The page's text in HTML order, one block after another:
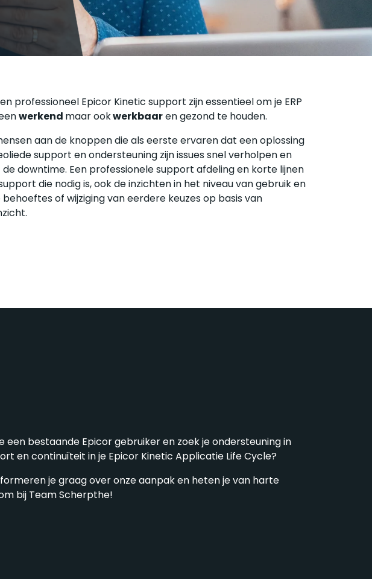
Purchase-2-Pay
SCSN
professioneel Epicor Kinetic support zijn essentieel om je ERP
werkend maar ookwerkbaaren gezond te houden.
aan de knoppen die als eerste ervaren dat een oplossing
support en ondersteuning zijn issues snel verholpen en
downtime. Een professionele support afdeling en korte lijnen
die nodig is, ook de inzichten in het niveau van gebruik en
of wijziging van eerdere keuzes op basis van
een bestaande Epicor gebruiker en zoek je ondersteuning in
en continuïteit in je Epicor Kinetic Applicatie Life Cycle?
je graag over onze aanpak en heten je van harte
bij Team Scherpthe!